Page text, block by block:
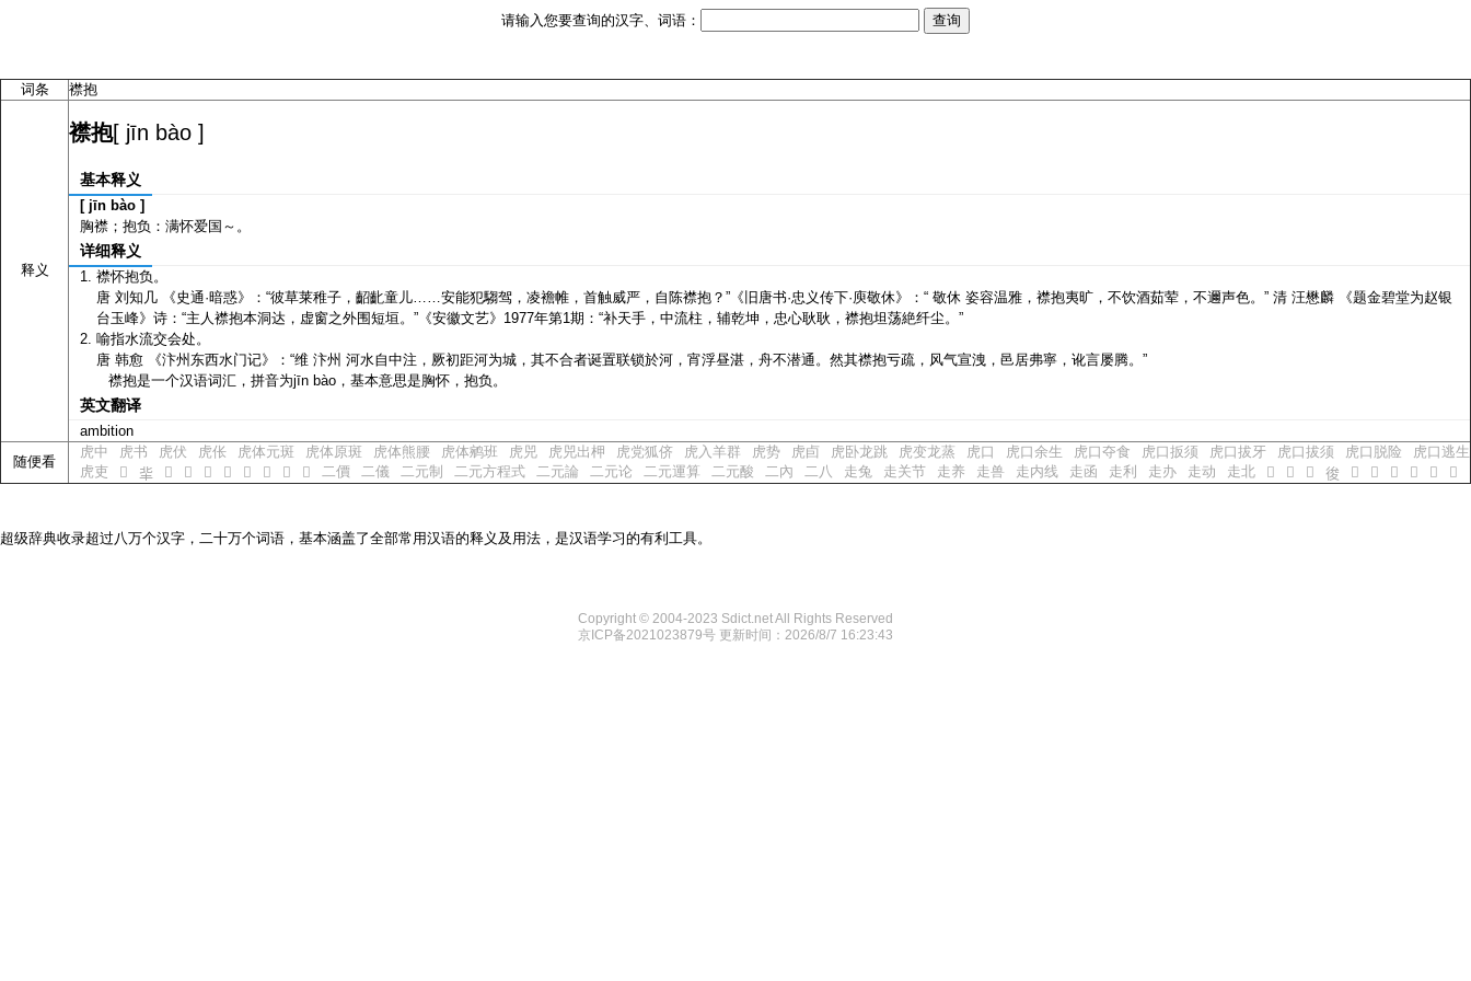
请输入您要查询的汉字、词语：
词条 襟抱
释义
襟抱[ jīn bào ]
基本释义
[ jīn bào ]
胸襟；抱负：满怀爱国～。
详细释义
襟怀抱负。
唐 刘知几 《史通·暗惑》：“彼草莱稚子，齠齔童儿……安能犯騶驾，凌襜帷，首触威严，自陈襟抱？”《旧唐书·忠义传下·庾敬休》：“ 敬休 姿容温雅，襟抱夷旷，不饮酒茹荤，不邇声色。” 清 汪懋麟 《题金碧堂为赵银
台玉峰》诗：“主人襟抱本洞达，虚窗之外围短垣。”《安徽文艺》1977年第1期：“补天手，中流柱，辅乾坤，忠心耿耿，襟抱坦荡絶纤尘。”
喻指水流交会处。
唐 韩愈 《汴州东西水门记》：“维 汴州 河水自中注，厥初距河为城，其不合者诞置联锁於河，宵浮昼湛，舟不潜通。然其襟抱亏疏，风气宣洩，邑居弗寧，讹言屡腾。”
襟抱是一个汉语词汇，拼音为jīn bào，基本意思是胸怀，抱负。
英文翻译
ambition
随便看
虎中 虎书 虎伏 虎伥 虎体元斑 虎体原斑 虎体熊腰 虎体鹓班 虎兕 虎兕出柙 虎党狐侪 虎入羊群 虎势 虎卣 虎卧龙跳 虎变龙蒸 虎口 虎口余生 虎口夺食 虎口扳须 虎口拔牙 虎口拔须 虎口脱险
虎口逃生
虎吏
𠤕 𠤖 𠤗 𠤘 𠤙 𠤚 𠤛 𠤜 𠤝 𠤞 二價 二儀 二元制 二元方程式 二元論 二元论 二元運算 二元酸 二內 二八 走兔 走关节 走养 走兽 走内线 走函 走利 走办 走动 走北 𢓪 𢓫 𢓬 𢓭 𢓮 𢓯 𢓯 𢓰 𢓱 𢓱
超级辞典收录超过八万个汉字，二十万个词语，基本涵盖了全部常用汉语的释义及用法，是汉语学习的有利工具。
Copyright © 2004-2023 Sdict.net All Rights Reserved
京ICP备2021023879号 更新时间：2026/8/7 16:23:43